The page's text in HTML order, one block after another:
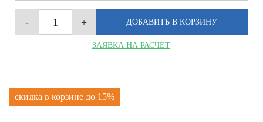
ЗАЯВКА НА РАСЧЁТ
скидка в корзине до 15%